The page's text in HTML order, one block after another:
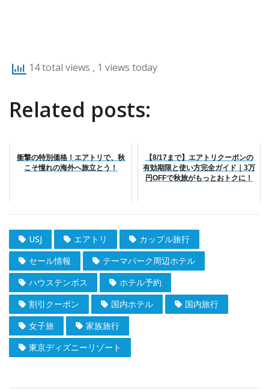
14 total views , 1 views today
Related posts:
衝撃の特別価格！エアトリで、秋
こそ憧れの海外へ旅立とう！
【8/17まで】エアトリクーポンの
有効期限と使い方完全ガイド｜3万
円OFFで秋旅がもっとおトクに！
USJ エアトリ
カップル旅行
セール情報
テーマパーク周辺ホテル
ハウステンボス
ホテル予約
割引クーポン
国内ホテル
国内旅行
女子旅
家族旅行
東京ディズニーリゾート